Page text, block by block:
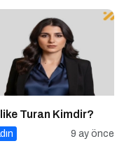
Turan Kimdir?
9 ay önce